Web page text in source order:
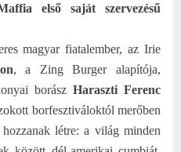
első saját szervezésű
magyar fiatalember, az Irie
, a Zing Burger alapítója,
borász Haraszti Ferenc
borfesztiváloktól merőben
létre: a világ minden